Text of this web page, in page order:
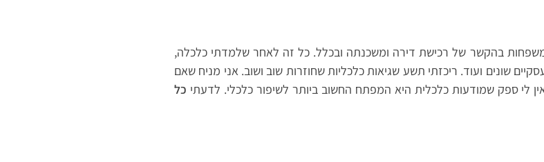
בהקשר של רכישת דירה ומשכנתה ובכלל. כל זה לאחר שלמדתי כלכלה,
שונים ועוד. ריכזתי תשע שגיאות כלכליות שחוזרות שוב ושוב. אני מניח שאם
לי ספק שמודעות כלכלית היא המפתח החשוב ביותר לשיפור כלכלי. לדעתי כל